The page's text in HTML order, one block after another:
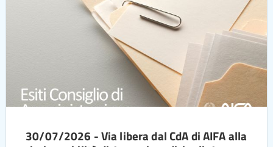
30/07/2026 - Via libera dal CdA di AIFA alla